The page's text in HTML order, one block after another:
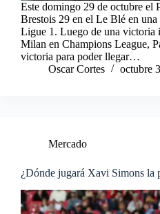
Este domingo 29 de octubre el
Brestois 29 en el Le Blé en una
Ligue 1. Luego de una victoria
Milan en Champions League,
victoria para poder llegar…
Oscar Cortes
octubre
Mercado
¿Dónde jugará Xavi Simons la